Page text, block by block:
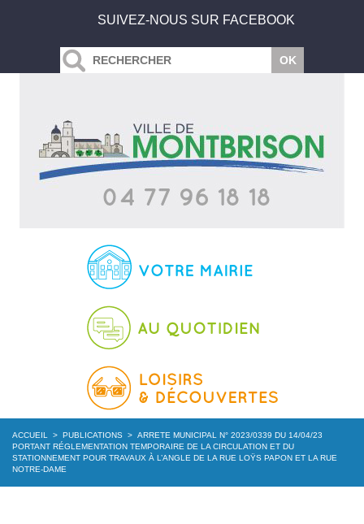
SUIVEZ-NOUS SUR FACEBOOK
ACCUEIL > PUBLICATIONS > ARRETE MUNICIPAL N° 2023/0339 DU 14/04/23
PORTANT RÉGLEMENTATION TEMPORAIRE DE LA CIRCULATION ET DU
STATIONNEMENT POUR TRAVAUX À L’ANGLE DE LA RUE LOŸS PAPON ET LA RUE
NOTRE-DAME